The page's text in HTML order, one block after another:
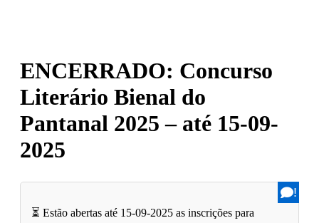
ENCERRADO: Concurso
Literário Bienal do
Pantanal 2025 – até 15-09-
2025
!
⏳ Estão abertas até 15-09-2025 as inscrições para